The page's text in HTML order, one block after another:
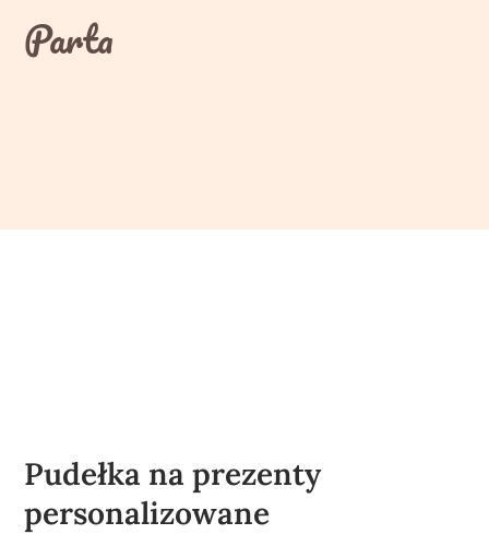
contentParta
Pudełka na prezenty
personalizowane